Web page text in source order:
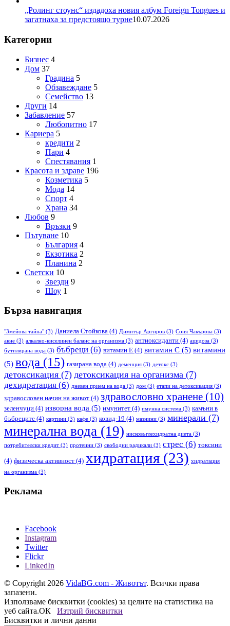
„Ролинг стоунс“ издадоха новия албум Foreign Tongues и
загатнаха за предстоящо турне10.07.2026
Категории
Бизнес 4
Дом 37
Градина 5
Обзавеждане 5
Семейство 13
Други 14
Забавление 57
Любопитно 17
Кариера 5
кредити 2
Пари 4
Спестявания 1
Красота и здраве 196
Козметика 5
Мода 14
Спорт 4
Храна 34
Любов 9
Връзки 9
Пътуване 10
България 4
Екзотика 2
Планина 2
Светски 10
Звезди 9
Шоу 1
Бърза навигация
"Змейова тайна" (3) Даниела Стойкова (4) Димитър Аргиров (3) Соня Чакърова (3)
акне (3) алкално-киселинен баланс на организма (3) антиоксиданти (4) ацидоза (3)
бутилирана вода (3) бъбреци (6) витамин Е (4) витамин С (5) витамини
(5) вода (15) газирана вода (4) деменция (3) детокс (3)
детоксикация (7) детоксикация на организма (7)
дехидратация (6) дневен прием на вода (3) дом (3) етапи на детоксикация (3)
здравословен начин на живот (4) здравословно хранене (10)
зеленчуци (4) изворна вода (5) имунитет (4) имунна система (3) камъни в
бъбреците (4) картини (3) кафе (3) ковид-19 (4) мазнини (3) минерали (7)
минерална вода (19) нисковъглехидратна диета (3)
потребителски кредит (3) протеини (3) свободни радикали (3) стрес (6) токсини
(4) физическа активност (4) хидратация (23) хидратация
на организма (3)
Реклама
Facebook
Instagram
Twitter
Flickr
LinkedIn
© Copyright 2026 VidaBG.com - Животът. Всички права
запазени.
Използваме бисквитки (cookies) за целите на статистика на
уеб сайта.ОК
Изтрий бисквитки
Бисквитки и лични данни